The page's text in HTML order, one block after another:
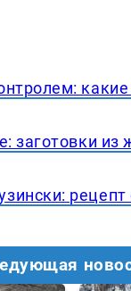
заготовки